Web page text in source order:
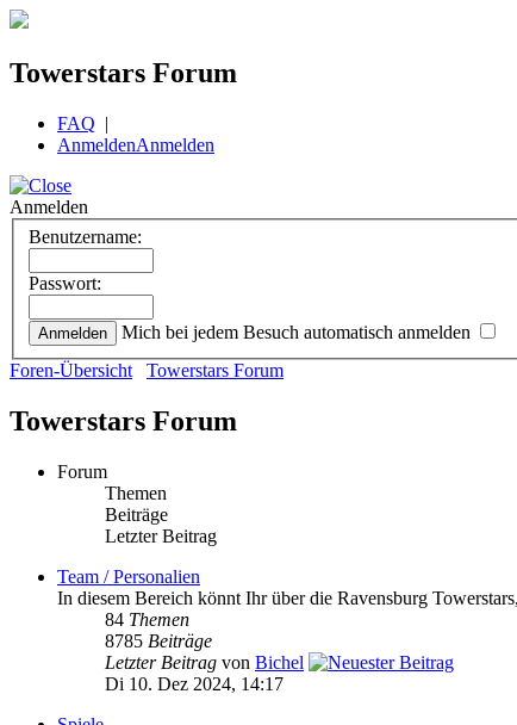
Towerstars Forum
FAQ |
AnmeldenAnmelden
Anmelden
Benutzername:
Passwort:
Mich bei jedem Besuch automatisch anmelden
Foren-Übersicht
Towerstars Forum
Towerstars Forum
Forum
Themen
Beiträge
Letzter Beitrag
Team / Personalien
In diesem Bereich könnt Ihr über die Ravensburg
84 Themen
8785 Beiträge
Letzter Beitrag von Bichel
Di 10. Dez 2024, 14:17